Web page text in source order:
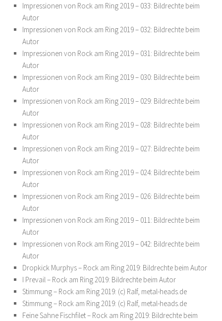
Impressionen von Rock am Ring 2019 – 033: Bildrechte beim
Autor
Impressionen von Rock am Ring 2019 – 032: Bildrechte beim
Autor
Impressionen von Rock am Ring 2019 – 031: Bildrechte beim
Autor
Impressionen von Rock am Ring 2019 – 030: Bildrechte beim
Autor
Impressionen von Rock am Ring 2019 – 029: Bildrechte beim
Autor
Impressionen von Rock am Ring 2019 – 028: Bildrechte beim
Autor
Impressionen von Rock am Ring 2019 – 027: Bildrechte beim
Autor
Impressionen von Rock am Ring 2019 – 024: Bildrechte beim
Autor
Impressionen von Rock am Ring 2019 – 026: Bildrechte beim
Autor
Impressionen von Rock am Ring 2019 – 011: Bildrechte beim
Autor
Impressionen von Rock am Ring 2019 – 042: Bildrechte beim
Autor
Dropkick Murphys – Rock am Ring 2019: Bildrechte beim Autor
I Prevail – Rock am Ring 2019: Bildrechte beim Autor
Stimmung – Rock am Ring 2019: (c) Ralf, metal-heads.de
Stimmung – Rock am Ring 2019: (c) Ralf, metal-heads.de
Feine Sahne Fischfilet – Rock am Ring 2019: Bildrechte beim